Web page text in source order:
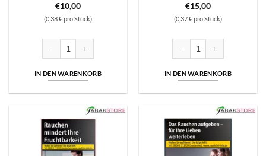
€10,00
(0,38 € pro Stück)
Winston Red 10,00 Euro | 26 Zigaretten Menge
IN DEN WARENKORB
€15,00
(0,37 € pro Stück)
Winston Red 15,00 Euro |
IN DEN WARENKORB